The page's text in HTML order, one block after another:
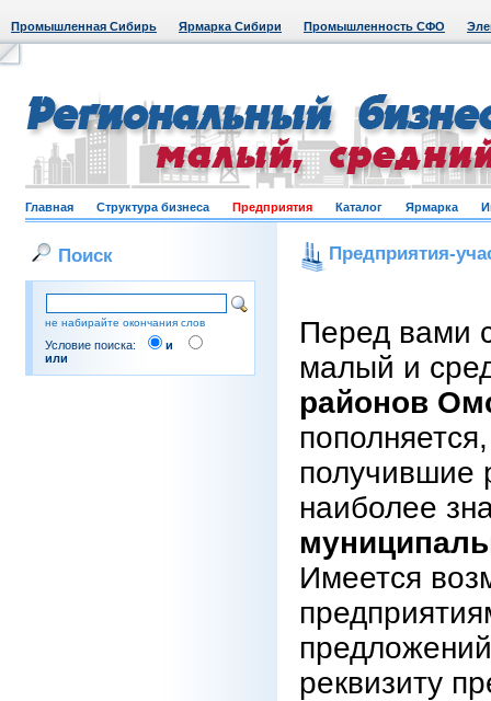
Промышленная Сибирь Ярмарка Сибири Промышленность СФО
Главная Структура бизнеса Предприятия Каталог Ярмарка
Поиск
не набирайте окончания слов
Условие поиска:
и
или
Предприятия-
Перед вами
малый и
районов
получившие
наиболее
Имеется
реквизиту